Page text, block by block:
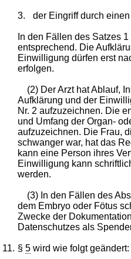
3. der Eingriff durch
In den Fällen des Satzes
entsprechend. Die
Einwilligung dürfen erst
erfolgen.
(2) Der Arzt hat Ablauf,
Aufklärung und der
Nr. 2 aufzuzeichnen. Die
und Umfang der Organ-
aufzuzeichnen. Die Frau,
schwanger war, hat das
kann eine Person ihres
Einwilligung kann
werden.
(3) In den Fällen des
dem Embryo oder Fötus
Zwecke der
Datenschutzes als
11. §5 wird wie folgt geändert: